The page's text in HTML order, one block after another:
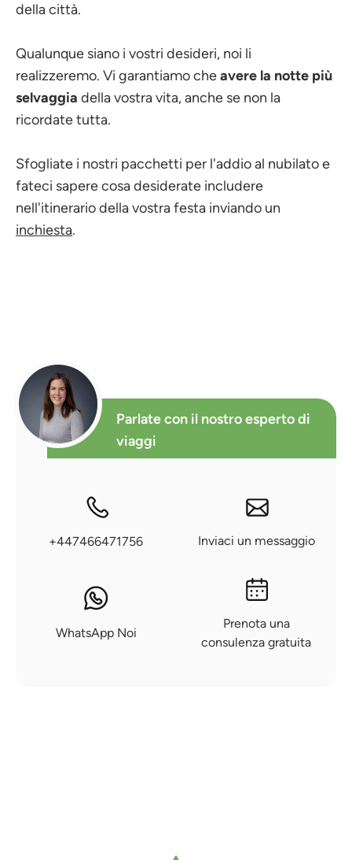
della città.
Qualunque siano i vostri desideri, noi li
realizzeremo. Vi garantiamo cheavere la notte più
selvaggia della vostra vita, anche se non la
ricordate tutta.
Sfogliate i nostri pacchetti per l'addio al nubilato e
fateci sapere cosa desiderate includere
nell'itinerario della vostra festa inviando un
inchiesta.
Parlate con il nostro esperto di
viaggi
+447466471756 Inviaci un messaggio
WhatsApp Noi
Prenota una
consulenza gratuita